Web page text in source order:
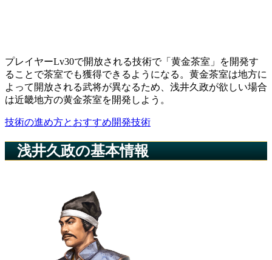
プレイヤーLv30で開放される技術で「黄金茶室」を開発す
ることで茶室でも獲得できるようになる。黄金茶室は地方に
よって開放される武将が異なるため、浅井久政が欲しい場合
は近畿地方の黄金茶室を開発しよう。
技術の進め方とおすすめ開発技術
浅井久政の基本情報